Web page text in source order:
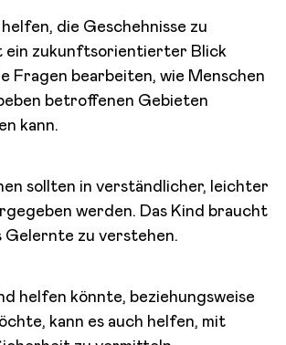
die Geschehnisse zu
ein zukunftsorientierter Blick
Fragen bearbeiten, wie Menschen
betroffenen Gebieten
kann.
sollten in verständlicher, leichter
werden. Das Kind braucht
Gelernte zu verstehen.
helfen könnte, beziehungsweise
kann es auch helfen, mit